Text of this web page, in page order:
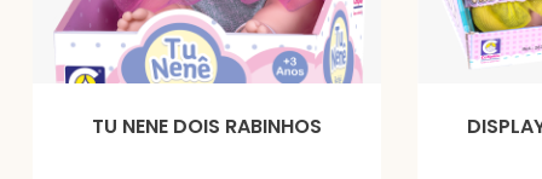
TU NENE DOIS RABINHOS